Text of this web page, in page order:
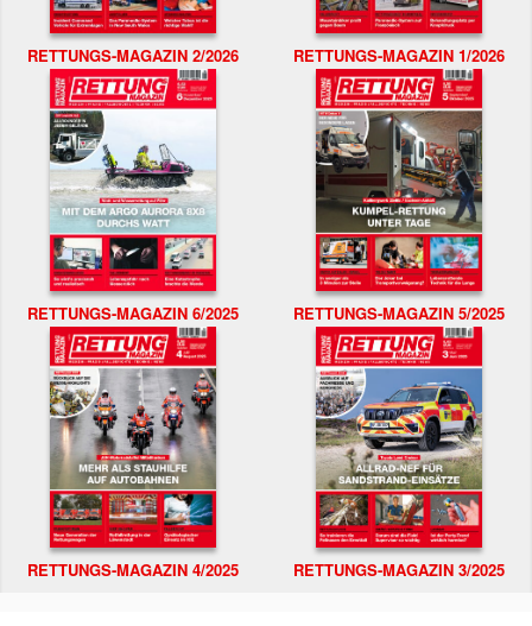
RETTUNGS-MAGAZIN 2/2026 RETTUNGS-MAGAZIN 1/2026
RETTUNGS-MAGAZIN 6/2025 RETTUNGS-MAGAZIN 5/2025
RETTUNGS-MAGAZIN 4/2025 RETTUNGS-MAGAZIN 3/2025